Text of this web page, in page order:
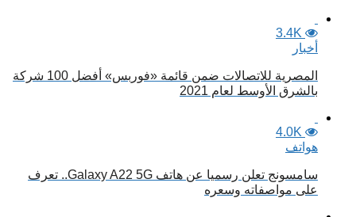
3.4K
أخبار
المصرية للاتصالات ضمن قائمة «فوربس» أفضل 100 شركة
بالشرق الأوسط لعام 2021
4.0K
هواتف
سامسونج تعلن رسميا عن هاتف Galaxy A22 5G.. تعرف
على مواصفاته وسعره